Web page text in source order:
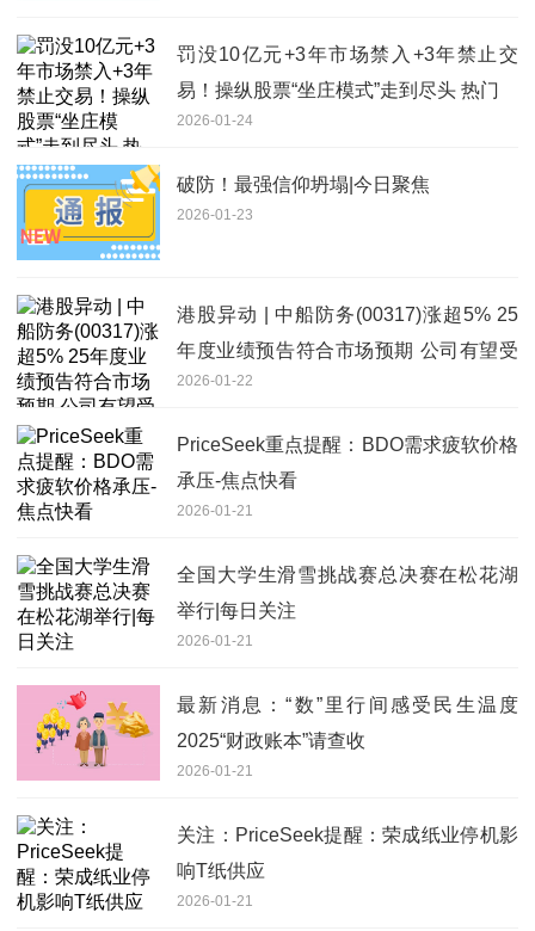
罚没10亿元+3年市场禁入+3年禁止交
易！操纵股票“坐庄模式”走到尽头 热门
2026-01-24
破防！最强信仰坍塌|今日聚焦
2026-01-23
港股异动 | 中船防务(00317)涨超5% 25
年度业绩预告符合市场预期 公司有望受
益船舶总装资产整合推进 今热点
2026-01-22
PriceSeek重点提醒：BDO需求疲软价格
承压-焦点快看
2026-01-21
全国大学生滑雪挑战赛总决赛在松花湖
举行|每日关注
2026-01-21
最新消息：“数”里行间感受民生温度
2025“财政账本”请查收
2026-01-21
关注：PriceSeek提醒：荣成纸业停机影
响T纸供应
2026-01-21